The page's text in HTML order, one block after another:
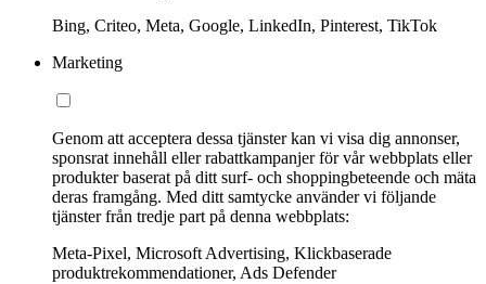
Bing, Criteo, Meta, Google, LinkedIn, Pinterest, TikTok
Marketing
Genom att acceptera dessa tjänster kan vi visa dig annonser,
sponsrat innehåll eller rabattkampanjer för vår webbplats eller
produkter baserat på ditt surf- och shoppingbeteende och mäta
deras framgång. Med ditt samtycke använder vi följande
tjänster från tredje part på denna webbplats:
Meta-Pixel, Microsoft Advertising, Klickbaserade
produktrekommendationer, Ads Defender